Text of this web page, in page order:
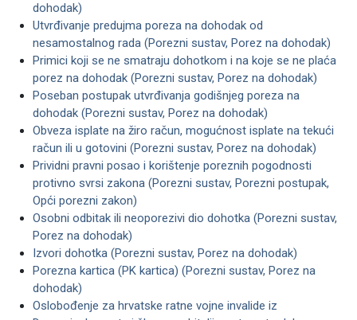
dohodak)
Utvrđivanje predujma poreza na dohodak od
nesamostalnog rada (Porezni sustav, Porez na dohodak)
Primici koji se ne smatraju dohotkom i na koje se ne plaća
porez na dohodak (Porezni sustav, Porez na dohodak)
Poseban postupak utvrđivanja godišnjeg poreza na
dohodak (Porezni sustav, Porez na dohodak)
Obveza isplate na žiro račun, mogućnost isplate na tekući
račun ili u gotovini (Porezni sustav, Porez na dohodak)
Prividni pravni posao i korištenje poreznih pogodnosti
protivno svrsi zakona (Porezni sustav, Porezni postupak,
Opći porezni zakon)
Osobni odbitak ili neoporezivi dio dohotka (Porezni sustav,
Porez na dohodak)
Izvori dohotka (Porezni sustav, Porez na dohodak)
Porezna kartica (PK kartica) (Porezni sustav, Porez na
dohodak)
Oslobođenje za hrvatske ratne vojne invalide iz